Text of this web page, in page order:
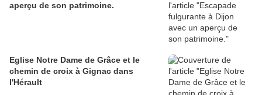
aperçu de son patrimoine.
Eglise Notre Dame de Grâce et le
chemin de croix à Gignac dans
l'Hérault